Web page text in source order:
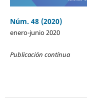
Núm. 48 (2020)
enero-junio 2020
Publicación contínua